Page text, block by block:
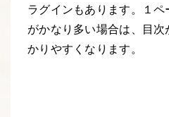
ラグインもあります。１
がかなり多い場合は、目
かりやすくなります。